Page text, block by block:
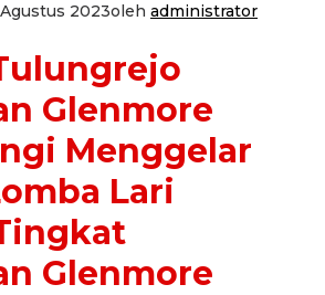
2023oleh administrator
Glenmore
Menggelar
Lari
Glenmore